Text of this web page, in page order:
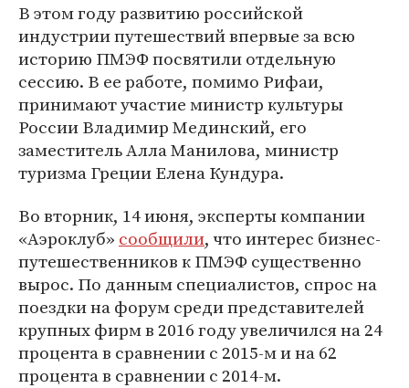
В этом году развитию российской
индустрии путешествий впервые за всю
историю ПМЭФ посвятили отдельную
сессию. В ее работе, помимо Рифаи,
принимают участие министр культуры
России Владимир Мединский, его
заместитель Алла Манилова, министр
туризма Греции Елена Кундура.
Во вторник, 14 июня, эксперты компании
«Аэроклуб» сообщили, что интерес бизнес-
путешественников к ПМЭФ существенно
вырос. По данным специалистов, спрос на
поездки на форум среди представителей
крупных фирм в 2016 году увеличился на 24
процента в сравнении с 2015-м и на 62
процента в сравнении с 2014-м.